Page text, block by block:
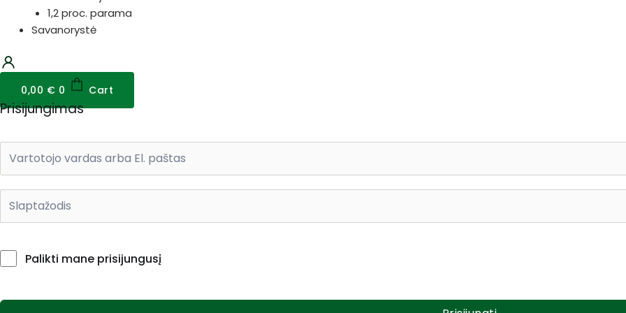
1,2 proc. parama
Savanorystė
0,00 € 0 Cart
Prisijungimas
Palikti mane prisijungusį